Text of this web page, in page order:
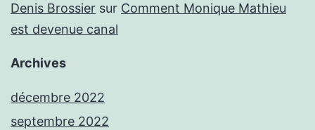
Denis Brossier sur Comment Monique Mathieu
est devenue canal
Archives
décembre 2022
septembre 2022